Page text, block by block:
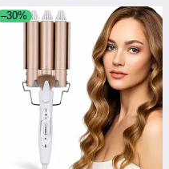
–30%